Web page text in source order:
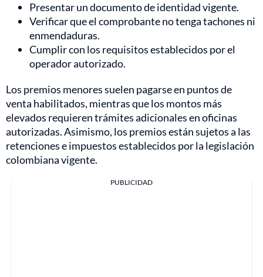
Presentar un documento de identidad vigente.
Verificar que el comprobante no tenga tachones ni
enmendaduras.
Cumplir con los requisitos establecidos por el
operador autorizado.
Los premios menores suelen pagarse en puntos de
venta habilitados, mientras que los montos más
elevados requieren trámites adicionales en oficinas
autorizadas. Asimismo, los premios están sujetos a las
retenciones e impuestos establecidos por la legislación
colombiana vigente.
PUBLICIDAD